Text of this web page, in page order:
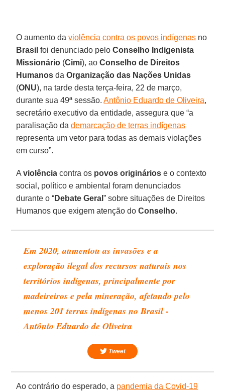
O aumento daviolência contra os povos indígenas no
Brasil foi denunciado peloConselho Indigenista
Missionário (Cimi), aoConselho de Direitos
Humanos daOrganização das Nações Unidas
(ONU), na tarde desta terça-feira, 22 de março,
durante sua 49ª sessão.Antônio Eduardo de Oliveira,
secretário executivo da entidade, assegura que “a
paralisação dademarcação de terras indígenas
representa um vetor para todas as demais violações
em curso”.
Aviolência contra os povos originários e o contexto
social, político e ambiental foram denunciados
durante o “Debate Geral” sobre situações de Direitos
Humanos que exigem atenção doConselho.
Em 2020, aumentou as invasões e a
exploração ilegal dos recursos naturais nos
territórios indígenas, principalmente por
madeireiros e pela mineração, afetando pelo
menos 201 terras indígenas no Brasil -
Antônio Eduardo de Oliveira
Tweet
Ao contrário do esperado, a pandemia da Covid-19